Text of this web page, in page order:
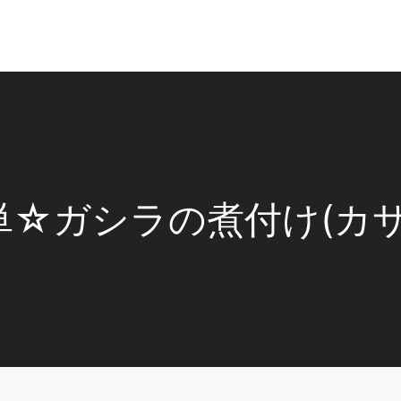
☆ガシラの煮付け(カ